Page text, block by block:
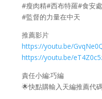
#瘦肉精#西布特羅#食安
#監督的力量在中天
推薦影片
https://youtu.be/
https://youtu.be/
責任小編:巧編
🌟快點購輸入天編推薦代